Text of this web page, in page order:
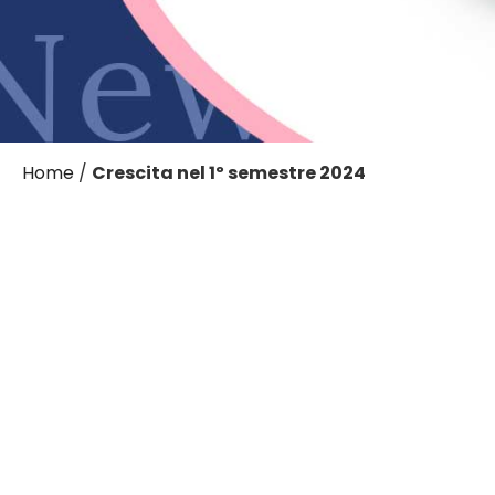
Home / Crescita nel 1º semestre 2024